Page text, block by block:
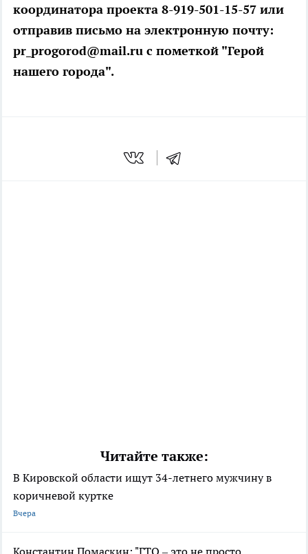
координатора проекта 8-919-501-15-57 или
отправив письмо на электронную почту:
pr_progorod@mail.ru с пометкой "Герой
нашего города".
Читайте также:
В Кировской области ищут 34-летнего мужчину в
коричневой куртке
Вчера